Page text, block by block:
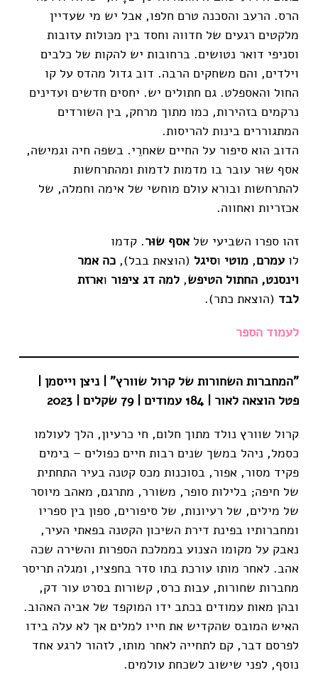
הרס. הרעב והסכנה טרם חלפו, אבל יש מי שעדיין
מלקטים רגעים של חדווה וחסד בין מכּולות עזובות
וסניפי דואר נטושים. ברחובות יש להקות של כלבים
וילדים, והם משחקים הרבה. דוב גדול מהדס על קו
החול והאספלט. גם חתולים יש. יחסים חדשים ועדינים
נרקמים בזהירות, כמו מתוך מרחק, בין השורדים
המתגוררים בינות להריסות.
הדוב הוא סיפור על החיים שאחרֵי. בשפה חיה וגמישה,
אסף שוּר עובר בו מדמות לדמות ומהתרחשות
להתרחשות ובורא עולם מוחשי של אימה וחמלה, של
אכזריות ואחווה.
זהו ספרו השביעי של אסף שוּר. קדמו
לו עמרם, מוטי וסיגל (הוצאת בבל), כה אמר
וינסנט, החתול הטיפש, למה דג ציפור וארזת
לבד (הוצאת כתר).
לעמוד הספר
"המחברות השחורות של קרול שוורץ" | ניצן וייסמן |
פטל הוצאה לאור | 184 עמודים | 79 שקלים | 2023
קרול שוורץ נולד מתוך חלום, חי כרעיון, הלך לעולמו
כסמל, ניהל במשך שנים רבות חיים כפולים – בימים
פקיד מסור, אפור, בסוכנות מכס קטנה בעיר התחתית
של חיפה; בלילות סופר, משורר, מתרגם, מאהב מיוסר
של מילים, של רעיונות, של סיפורים, ספון בין ספריו
ומחברותיו בפינת דירת השיכון הקטנה בפאתי העיר,
נאבק על מקומו הצנוע בממלכת הספרות והשירה שכה
אהב. לאחר מותו עורכת בתו סדר בחפציו, ומגלה תריסר
מחברות שחורות, עבות כרס, קשורות בסרט עור דק,
ובהן מאות עמודים בכתב ידו המוקפד של אביה האהוב.
האיש המובס שהקדיש את חייו למלים אך לא עלה בידו
לפרסם דבר, קם לתחייה לאחר מותו, לזהור לרגע אחד
נוסף, לפני שישוב לשכחת עולמים.